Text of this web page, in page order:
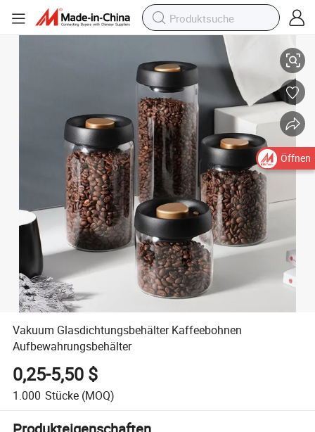
Vakuum Glasdichtungsbehälter Kaffeebohnen Aufbewahrungsbehälter
Vakuum Glasdichtungsbehälter Kaffeebohnen
Aufbewahrungsbehälter
0,25-5,50 $
1.000 Stücke (MOQ)
Öffnen